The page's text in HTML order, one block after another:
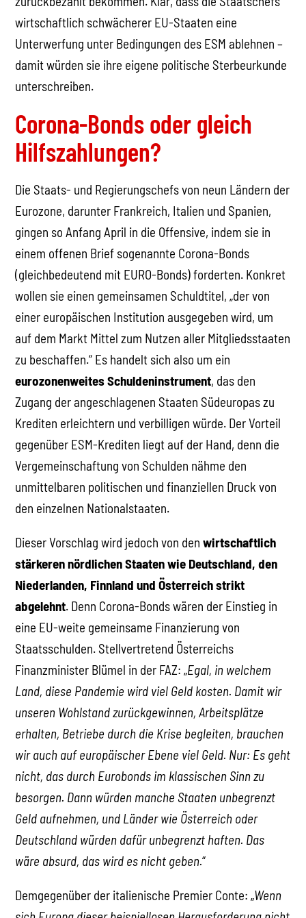
wirtschaftlich schwächerer EU-Staaten eine
Unterwerfung unter Bedingungen des ESM ablehnen –
damit würden sie ihre eigene politische Sterbeurkunde
unterschreiben.
Corona-Bonds oder gleich
Hilfszahlungen?
Die Staats- und Regierungschefs von neun Ländern der
Eurozone, darunter Frankreich, Italien und Spanien,
gingen so Anfang April in die Offensive, indem sie in
einem offenen Brief sogenannte Corona-Bonds
(gleichbedeutend mit EURO-Bonds) forderten. Konkret
wollen sie einen gemeinsamen Schuldtitel, „der von
einer europäischen Institution ausgegeben wird, um
auf dem Markt Mittel zum Nutzen aller Mitgliedsstaaten
zu beschaffen.“ Es handelt sich also um ein
eurozonenweites Schuldeninstrument, das den
Zugang der angeschlagenen Staaten Südeuropas zu
Krediten erleichtern und verbilligen würde. Der Vorteil
gegenüber ESM-Krediten liegt auf der Hand, denn die
Vergemeinschaftung von Schulden nähme den
unmittelbaren politischen und finanziellen Druck von
den einzelnen Nationalstaaten.
Dieser Vorschlag wird jedoch von denwirtschaftlich
stärkeren nördlichen Staaten wie Deutschland, den
Niederlanden, Finnland und Österreich strikt
abgelehnt. Denn Corona-Bonds wären der Einstieg in
eine EU-weite gemeinsame Finanzierung von
Staatsschulden. Stellvertretend Österreichs
Finanzminister Blümel in der FAZ: „Egal, in welchem
Land, diese Pandemie wird viel Geld kosten. Damit wir
unseren Wohlstand zurückgewinnen, Arbeitsplätze
erhalten, Betriebe durch die Krise begleiten, brauchen
wir auch auf europäischer Ebene viel Geld. Nur: Es geht
nicht, das durch Eurobonds im klassischen Sinn zu
besorgen. Dann würden manche Staaten unbegrenzt
Geld aufnehmen, und Länder wie Österreich oder
Deutschland würden dafür unbegrenzt haften. Das
wäre absurd, das wird es nicht geben.“
Demgegenüber der italienische Premier Conte: „Wenn